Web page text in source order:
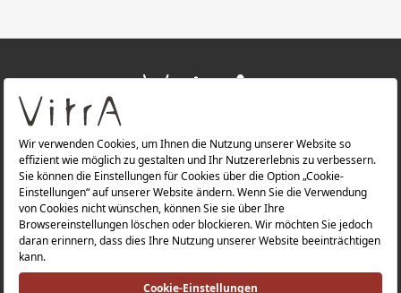
ÜBER UNS
PRODUKTE